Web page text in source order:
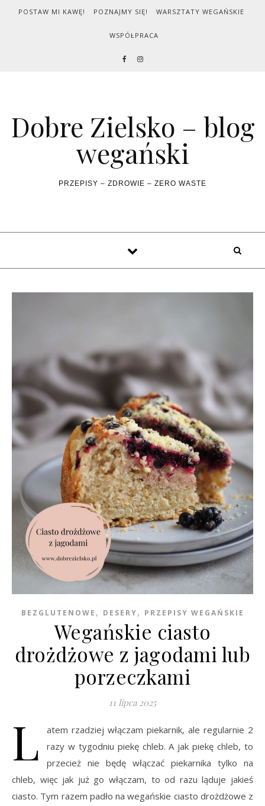
Skip to content
POSTAW MI KAWĘ! POZNAJMY SIĘ! WARSZTATY WEGAŃSKIE
WSPÓŁPRACA
Dobre Zielsko – blog
wegański
PRZEPISY – ZDROWIE – ZERO WASTE
BEZGLUTENOWE , DESERY, PRZEPISY WEGAŃSKIE
Wegańskie ciasto
drożdżowe z jagodami lub
porzeczkami
11 lipca 2025
L
atem rzadziej włączam piekarnik, ale regularnie 2
razy w tygodniu piekę chleb. A jak piekę chleb, to
przecież nie będę włączać piekarnika tylko na
chleb, więc jak już go włączam, to od razu ląduje jakieś
ciasto. Tym razem padło na wegańskie ciasto drożdżowe z